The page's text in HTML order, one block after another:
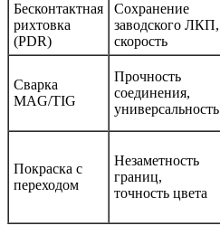
Бесконтактная
рихтовка
(PDR)
Сохранение
заводского ЛКП,
скорость
Сварка
MAG/TIG
Прочность
соединения,
универсальность
Покраска с
переходом
Незаметность
границ,
точность цвета